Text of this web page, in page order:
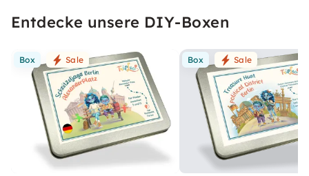
Entdecke unsere DIY-Boxen
Box Sale Box Sale